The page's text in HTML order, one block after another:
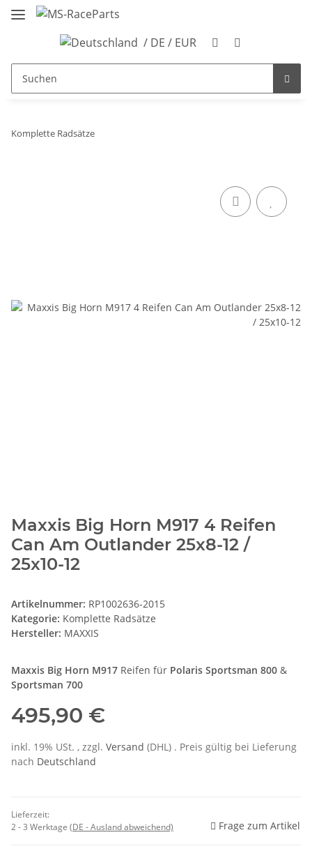
/ DE / EUR
Komplette Radsätze
Maxxis Big Horn M917 4 Reifen
Can Am Outlander 25x8-12 /
25x10-12
Artikelnummer: RP1002636-2015
Kategorie: Komplette Radsätze
Hersteller: MAXXIS
Maxxis Big Horn M917 Reifen für Polaris Sportsman 800 &
Sportsman 700
495,90 €
inkl. 19% USt. , zzgl. Versand (DHL) . Preis gültig bei Lieferung
nach Deutschland
Lieferzeit:
2 - 3 Werktage (DE - Ausland abweichend) Frage zum Artikel